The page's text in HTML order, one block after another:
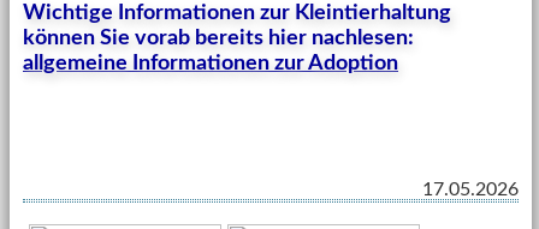
Wichtige Informationen zur Kleintierhaltung
können Sie vorab bereits hier nachlesen:
allgemeine Informationen zur Adoption
17.05.2026